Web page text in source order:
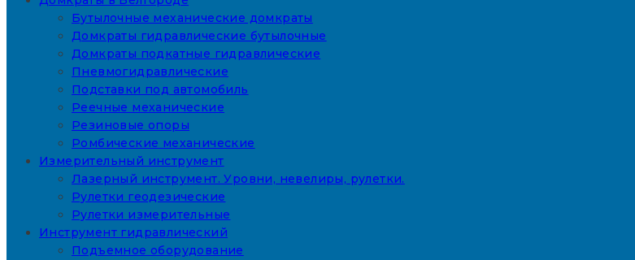
Бутылочные механические домкраты
Домкраты гидравлические бутылочные
Домкраты подкатные гидравлические
Пневмогидравлические
Подставки под автомобиль
Реечные механические
Резиновые опоры
Ромбические механические
Измерительный инструмент
Лазерный инструмент. Уровни, невелиры, рулетки.
Рулетки геодезические
Рулетки измерительные
Инструмент гидравлический
Подъемное оборудование